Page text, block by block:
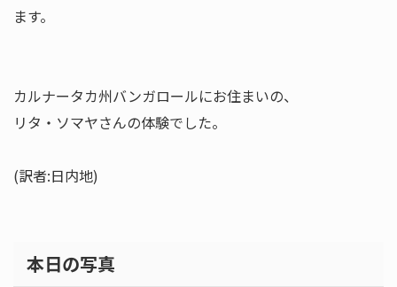
ます。
カルナータカ州バンガロールにお住まいの、
リタ・ソマヤさんの体験でした。
(訳者:日内地)
本日の写真